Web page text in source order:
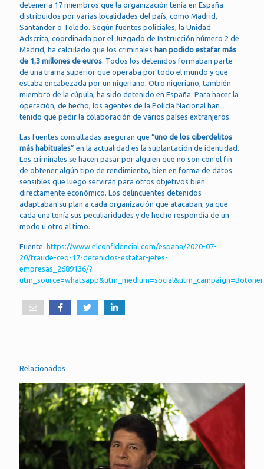
detener a 17 miembros que la organización tenía en España
distribuidos por varias localidades del país, como Madrid,
Santander o Toledo. Según fuentes policiales, la Unidad
Adscrita, coordinada por el Juzgado de Instrucción número 2 de
Madrid, ha calculado que los criminales han podido estafar más
de 1,3 millones de euros. Todos los detenidos formaban parte
de una trama superior que operaba por todo el mundo y que
estaba encabezada por un nigeriano. Otro nigeriano, también
miembro de la cúpula, ha sido detenido en España. Para hacer la
operación, de hecho, los agentes de la Policía Nacional han
tenido que pedir la colaboración de varios países extranjeros.
Las fuentes consultadas aseguran que “uno de los ciberdelitos
más habituales” en la actualidad es la suplantación de identidad.
Los criminales se hacen pasar por alguien que no son con el fin
de obtener algún tipo de rendimiento, bien en forma de datos
sensibles que luego servirán para otros objetivos bien
directamente económico. Los delincuentes detenidos
adaptaban su plan a cada organización que atacaban, ya que
cada una tenía sus peculiaridades y de hecho respondía de un
modo u otro al timo.
Fuente. https://www.elconfidencial.com/espana/2020-07-
20/fraude-ceo-17-detenidos-estafar-jefes-
empresas_2689136/?
Relacionados